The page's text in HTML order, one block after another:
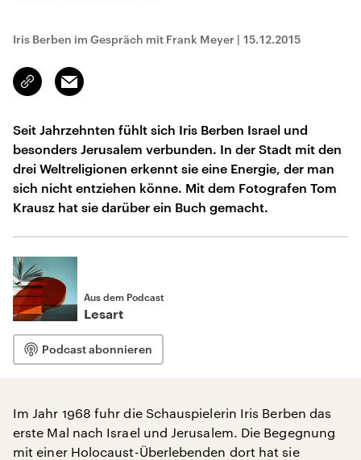
Iris Berben im Gespräch mit Frank Meyer | 15.12.2015
Link
kopieren/teilen
Email
Seit Jahrzehnten fühlt sich Iris Berben Israel und
besonders Jerusalem verbunden. In der Stadt mit den
drei Weltreligionen erkennt sie eine Energie, der man
sich nicht entziehen könne. Mit dem Fotografen Tom
Krausz hat sie darüber ein Buch gemacht.
Aus dem Podcast
Lesart
Podcast abonnieren
Im Jahr 1968 fuhr die Schauspielerin Iris Berben das
erste Mal nach Israel und Jerusalem. Die Begegnung
mit einer Holocaust-Überlebenden dort hat sie